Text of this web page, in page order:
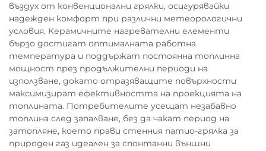
въздух от конвенционални грялки, осигурявайки
надежден комфорт при различни метеорологични
условия. Керамичните нагревателни елементи
бързо достигат оптималната работна
температура и поддържат постоянна топлинна
мощност през продължителни периоди на
използване, докато отразяващите повърхности
максимизират ефективността на проекцията на
топлината. Потребителите усещат незабавно
топлина след запалване, без да чакат период на
затопляне, което прави стенния патио-грялка за
природен газ идеален за спонтанни външни